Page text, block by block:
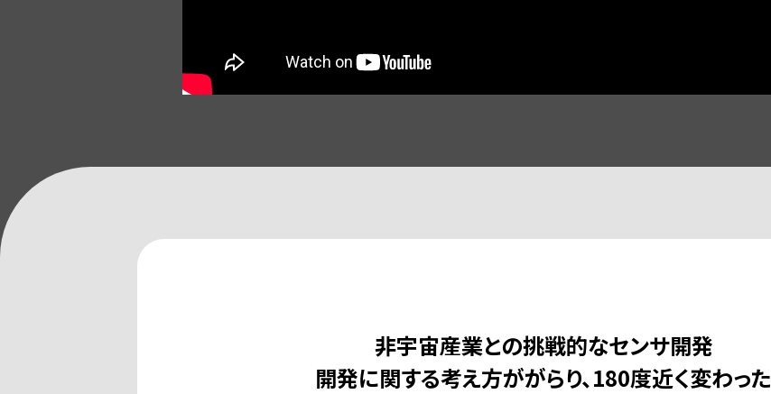
非宇宙産業との挑戦的なセンサ開発
開発に関する考え方ががらり、180度近く変わった